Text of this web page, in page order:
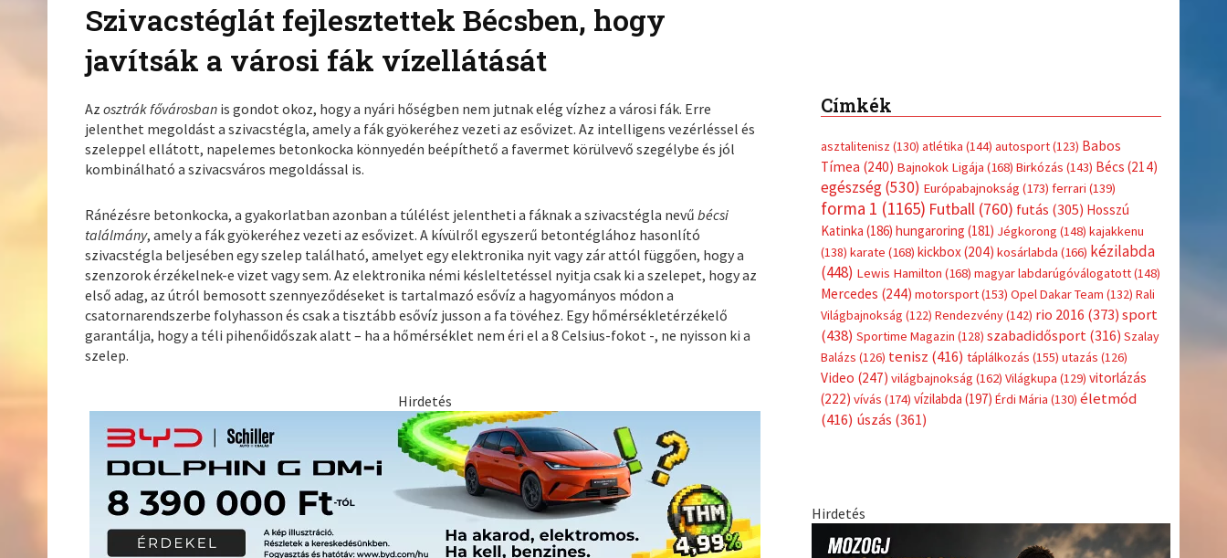
Szivacstéglát fejlesztettek Bécsben, hogy
javítsák a városi fák vízellátását
Azosztrák fővárosban is gondot okoz, hogy a nyári hőségben nem jutnak elég vízhez a városi fák. Erre
jelenthet megoldást a szivacstégla, amely a fák gyökeréhez vezeti az esővizet. Az intelligens vezérléssel és
szeleppel ellátott, napelemes betonkocka könnyedén beépíthető a favermet körülvevő szegélybe és jól
kombinálható a szivacsváros megoldással is.
Ránézésre betonkocka, a gyakorlatban azonban a túlélést jelentheti a fáknak a szivacstégla nevűbécsi
találmány, amely a fák gyökeréhez vezeti az esővizet. A kívülről egyszerű betontéglához hasonlító
szivacstégla beljesében egy szelep található, amelyet egy elektronika nyit vagy zár attól függően, hogy a
szenzorok érzékelnek-e vizet vagy sem. Az elektronika némi késleltetéssel nyitja csak ki a szelepet, hogy az
első adag, az útról bemosott szennyeződéseket is tartalmazó esővíz a hagyományos módon a
csatornarendszerbe folyhasson és csak a tisztább esővíz jusson a fa tövéhez. Egy hőmérsékletérzékelő
garantálja, hogy a téli pihenőidőszak alatt – ha a hőmérséklet nem éri el a 8 Celsius-fokot -, ne nyisson ki a
szelep.
Hirdetés
Címkék
asztalitenisz(130) autosport(123)Babos